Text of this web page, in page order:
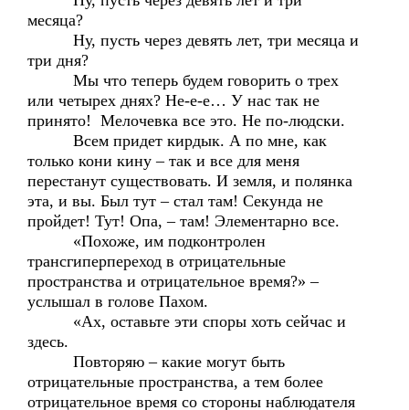
месяца?
Ну, пусть через девять лет, три месяца и
три дня?
Мы что теперь будем говорить о трех
или четырех днях? Не-е-е… У нас так не
принято! Мелочевка все это. Не по-людски.
Всем придет кирдык. А по мне, как
только кони кину – так и все для меня
перестанут существовать. И земля, и полянка
эта, и вы. Был тут – стал там! Секунда не
пройдет! Тут! Опа, – там! Элементарно все.
«Похоже, им подконтролен
трансгиперпереход в отрицательные
пространства и отрицательное время?» –
услышал в голове Пахом.
«Ах, оставьте эти споры хоть сейчас и
здесь.
Повторяю – какие могут быть
отрицательные пространства, а тем более
отрицательное время со стороны наблюдателя